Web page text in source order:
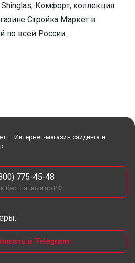
Комфорт, коллекция
Стройка Маркет в
по всей России.
— Интернет-магазин сайдинга и
775-45-48
бесплатный по РФ
в Telegram